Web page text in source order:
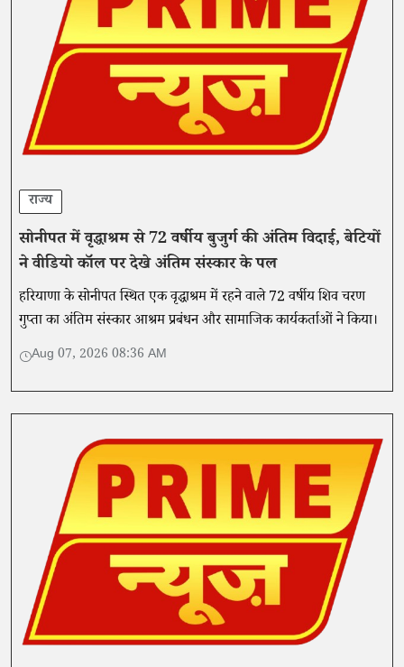
राज्य
सोनीपत में वृद्धाश्रम से 72 वर्षीय बुजुर्ग की अंतिम विदाई, बेटियों
ने वीडियो कॉल पर देखे अंतिम संस्कार के पल
हरियाणा के सोनीपत स्थित एक वृद्धाश्रम में रहने वाले 72 वर्षीय शिव चरण
गुप्ता का अंतिम संस्कार आश्रम प्रबंधन और सामाजिक कार्यकर्ताओं ने किया।
Aug 07, 2026 08:36 AM